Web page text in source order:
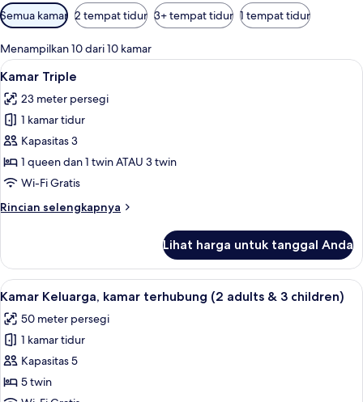
Filter
tersedia
untuk
kamar
Semua kamar 2 tempat tidur 3+ tempat tidur 1 tempat tidur
Menampilkan 10 dari 10 kamar
Lihat
semua
foto
untuk
Kamar
Triple
Brankas, meja kerja, ruang kerja
5
Kamar Triple
23 meter persegi
1 kamar tidur
Kapasitas 3
1 queen dan 1 twin ATAU 3 twin
Wi-Fi Gratis
Rincian selengkapnya
Rincian
Kamar
Triple
Lihat harga untuk tanggal Anda
Lihat
semua
foto
untuk
Kamar
Keluarga,
Brankas, meja kerja, ruang kerja
8
Kamar Keluarga, kamar terhubung (2 adults & 3 children)
50 meter persegi
1 kamar tidur
Kapasitas 5
5 twin